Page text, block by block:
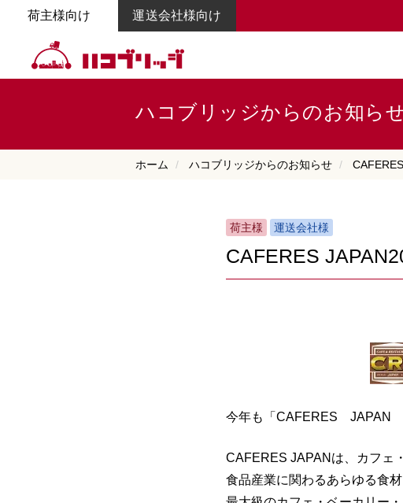
荷主様向け 運送会社様向け
ハコブリッジからのお知ら
ホーム ハコブリッジからのお知らせ
荷主様 運送会社様
CAFERES
今年も「CAFERES JAPAN
CAFERES JAPANは、カフェ
食品産業に関わるあらゆる食